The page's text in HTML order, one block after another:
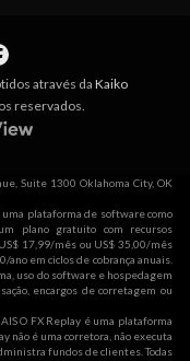
através da Kaiko
reservados.
Suite 1300 Oklahoma City, OK
uma plataforma de software como
plano gratuito com recursos
17,99/mês ou US$ 35,00/mês
ano em ciclos de cobrança anuais.
uso do software e hospedagem
encargos de corretagem ou
O FX Replay é uma plataforma
não é uma corretora, não executa
fundos de clientes. Todas